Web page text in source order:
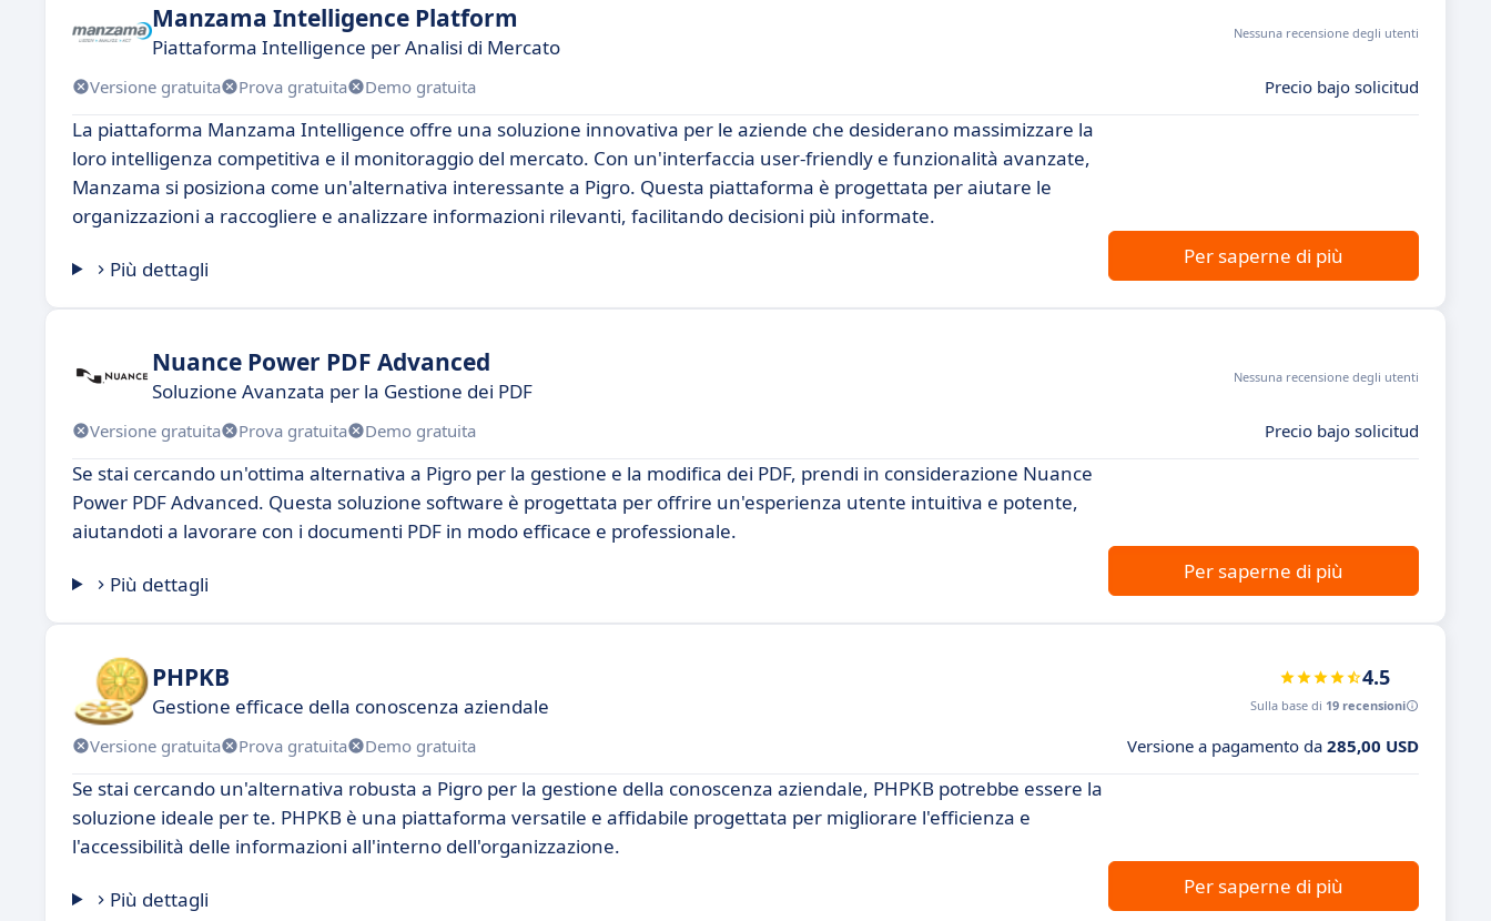
Manzama Intelligence Platform
Piattaforma Intelligence per Analisi di Mercato
Nessuna recensione degli utenti
Versione gratuita Prova gratuita Demo gratuita Precio bajo solicitud
La piattaforma Manzama Intelligence offre una soluzione innovativa per le aziende che desiderano massimizzare la
loro intelligenza competitiva e il monitoraggio del mercato. Con un'interfaccia user-friendly e funzionalità avanzate,
Manzama si posiziona come un'alternativa interessante a Pigro. Questa piattaforma è progettata per aiutare le
organizzazioni a raccogliere e analizzare informazioni rilevanti, facilitando decisioni più informate.
Più dettagli
Per saperne di più
Nuance Power PDF Advanced
Soluzione Avanzata per la Gestione dei PDF
Nessuna recensione degli utenti
Versione gratuita Prova gratuita Demo gratuita Precio bajo solicitud
Se stai cercando un'ottima alternativa a Pigro per la gestione e la modifica dei PDF, prendi in considerazione Nuance
Power PDF Advanced. Questa soluzione software è progettata per offrire un'esperienza utente intuitiva e potente,
aiutandoti a lavorare con i documenti PDF in modo efficace e professionale.
Più dettagli
Per saperne di più
PHPKB
Gestione efficace della conoscenza aziendale
4.5
Sulla base di 19 recensioni
Versione gratuita Prova gratuita Demo gratuita Versione a pagamento da 285,00 USD
Se stai cercando un'alternativa robusta a Pigro per la gestione della conoscenza aziendale, PHPKB potrebbe essere la
soluzione ideale per te. PHPKB è una piattaforma versatile e affidabile progettata per migliorare l'efficienza e
l'accessibilità delle informazioni all'interno dell'organizzazione.
Più dettagli
Per saperne di più